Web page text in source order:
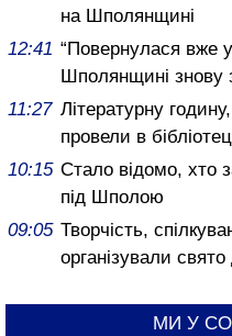
на Шполянщині
12:41 “Повернулася вже
Шполянщині знову
11:27 Літературну
провели в
10:15 Стало відомо, хто
під Шполою
09:05 Творчість,
організували
МИ У